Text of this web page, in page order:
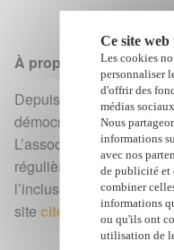
À propos de Citédanse
Depuis plus de dix ans,
démocratiser la danse
L’association propose
régulièrement des
l’inclusion et le talent
site citedanse.repour
Ce site web
Les cookies
personnaliser
d'offrir des
médias
Nous
informations
avec nos
de publicité et
combiner
informations
ou qu'ils ont
utilisation de